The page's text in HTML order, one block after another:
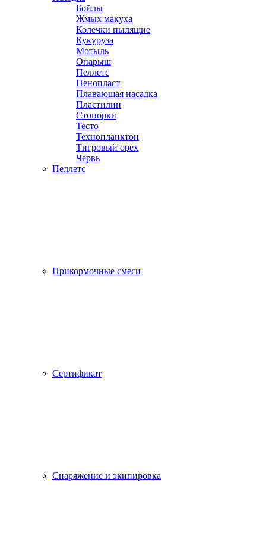
Бойлы
Жмых макуха
Колечки пылящие
Кукуруза
Мотыль
Опарыш
Пеллетс
Пенопласт
Плавающая насадка
Пластилин
Стопорки
Тесто
Технопланктон
Тигровый орех
Червь
Пеллетс
Прикормочные смеси
Сертификат
Снаряжение и экипировка